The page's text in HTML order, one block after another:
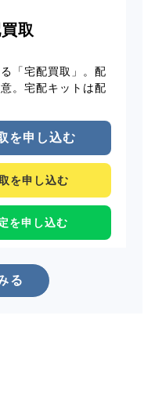
取
「宅配買取」。配
。宅配キットは配
を申し込む
を申し込む
を申し込む
る